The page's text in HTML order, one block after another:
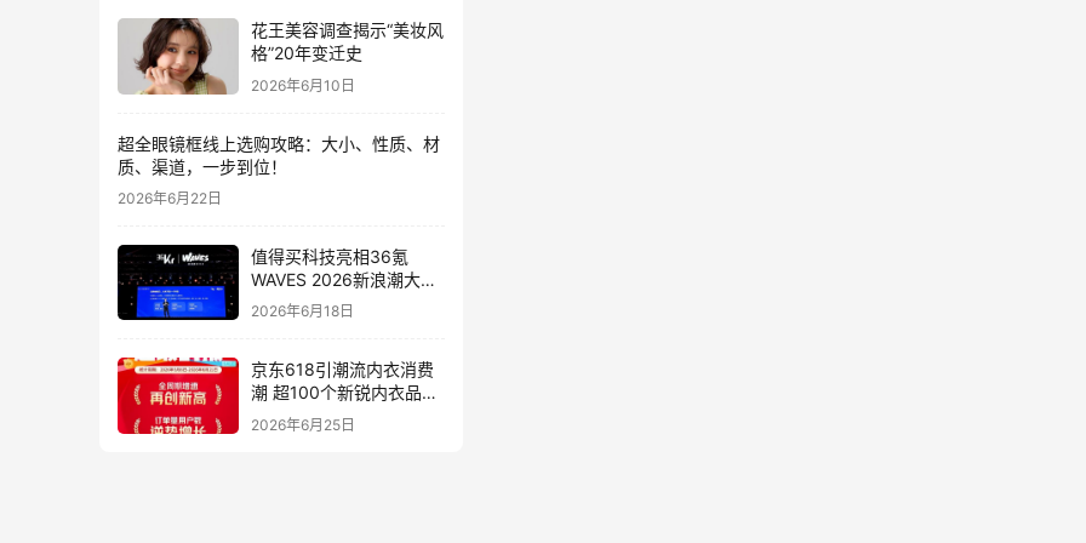
花王美容调查揭示“美妆风
格”20年变迁史
2026年6月10日
超全眼镜框线上选购攻略：大小、性质、材
质、渠道，一步到位！
2026年6月22日
值得买科技亮相36氪
WAVES 2026新浪潮大
会：分享AI重构消费决策
2026年6月18日
京东618引潮流内衣消费
潮 超100个新锐内衣品牌
增长10倍
2026年6月25日